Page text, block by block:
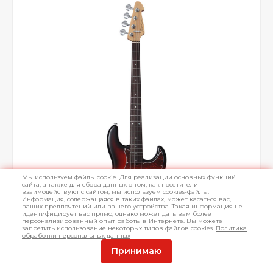
Мы используем файлы cookie. Для реализации основных функций
сайта, а также для сбора данных о том, как посетители
взаимодействуют с сайтом, мы используем cookies-файлы.
Информация, содержащаяся в таких файлах, может касаться вас,
ваших предпочтений или вашего устройства. Такая информация не
идентифицирует вас прямо, однако может дать вам более
персонализированный опыт работы в Интернете. Вы можете
запретить использование некоторых типов файлов cookies. Политика
обработки персональных данных
Принимаю